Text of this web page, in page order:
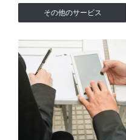
その他のサービス